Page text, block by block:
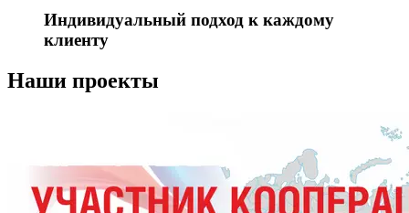
Индивидуальный подход к каждому
клиенту
Наши проекты